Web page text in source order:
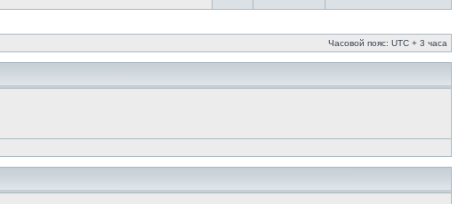
Часовой пояс: UTC + 3 часа